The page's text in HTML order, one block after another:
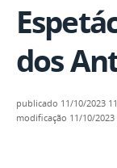
dos
publicado 11/10/2023
modificação 11/10/2023